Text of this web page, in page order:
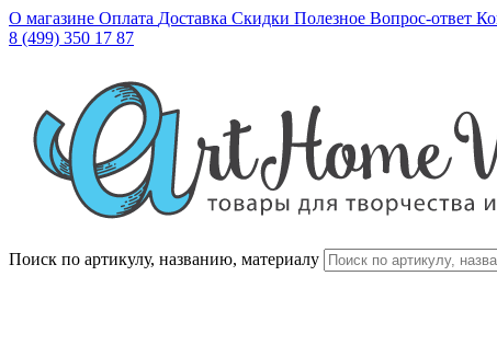
О магазине Оплата Доставка Скидки Полезное Вопрос-ответ
8 (499) 350 17 87
Поиск по артикулу, названию, материалу